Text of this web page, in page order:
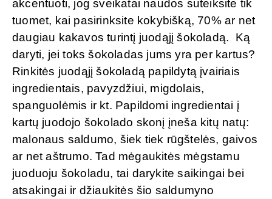
akcentuoti, jog sveikatai naudos suteiksite tik
tuomet, kai pasirinksite kokybišką, 70% ar net
daugiau kakavos turintį juodąjį šokoladą. Ką
daryti, jei toks šokoladas jums yra per kartus?
Rinkitės juodąjį šokoladą papildytą įvairiais
ingredientais, pavyzdžiui, migdolais,
spanguolėmis ir kt. Papildomi ingredientai į
kartų juodojo šokolado skonį įneša kitų natų:
malonaus saldumo, šiek tiek rūgštelės, gaivos
ar net aštrumo. Tad mėgaukitės mėgstamu
juoduoju šokoladu, tai darykite saikingai bei
atsakingai ir džiaukitės šio saldumyno